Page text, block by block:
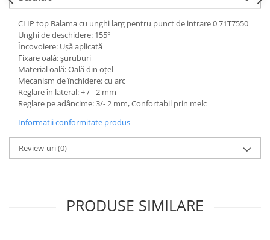
CLIP top Balama cu unghi larg pentru punct de intrare 0 71T7550
Unghi de deschidere: 155°
Încovoiere: Uşă aplicată
Fixare oală: şuruburi
Material oală: Oală din oţel
Mecanism de închidere: cu arc
Reglare în lateral: + / - 2 mm
Reglare pe adâncime: 3/- 2 mm, Confortabil prin melc
Informatii conformitate produs
Review-uri(0)
PRODUSE SIMILARE